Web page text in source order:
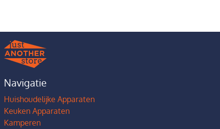
Navigatie
Huishoudelijke Apparaten
Keuken Apparaten
Kamperen